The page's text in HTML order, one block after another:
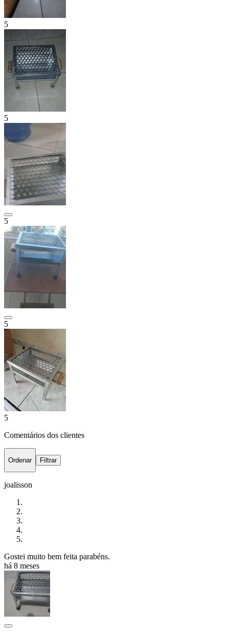
5
5
5
5
5
Comentários dos clientes
Ordenar Filtrar
joalisson
Gostei muito bem feita parabéns.
há 8 meses